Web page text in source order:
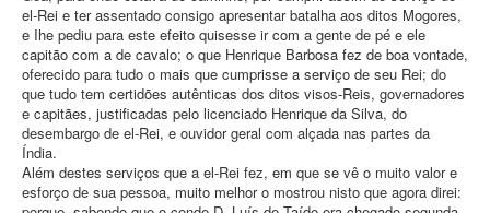
el-Rei e ter assentado consigo apresentar batalha aos ditos Mogores,
e Ihe pediu para este efeito quisesse ir com a gente de pé e ele
capitão com a de cavalo; o que Henrique Barbosa fez de boa vontade,
oferecido para tudo o mais que cumprisse a serviço de seu Rei; do
que tudo tem certidões autênticas dos ditos visos-Reis, governadores
e capitães, justificadas pelo licenciado Henrique da Silva, do
desembargo de el-Rei, e ouvidor geral com alçada nas partes da
Índia.
Além destes serviços que a el-Rei fez, em que se vê o muito valor e
esforço de sua pessoa, muito melhor o mostrou nisto que agora direi: